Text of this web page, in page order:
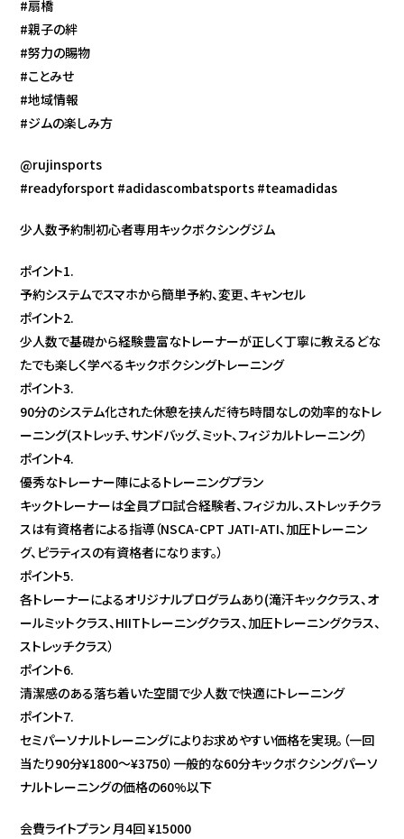
#扇橋
#親子の絆
#努力の賜物
#ことみせ
#地域情報
#ジムの楽しみ方
@rujinsports
#readyforsport #adidascombatsports #teamadidas
少人数予約制初心者専用キックボクシングジム
ポイント1.
予約システムでスマホから簡単予約、変更、キャンセル
ポイント2.
少人数で基礎から経験豊富なトレーナーが正しく丁寧に教えるどな
たでも楽しく学べるキックボクシングトレーニング
ポイント3.
90分のシステム化された休憩を挟んだ待ち時間なしの効率的なトレ
ーニング(ストレッチ、サンドバッグ、ミット、フィジカルトレーニング）
ポイント4.
優秀なトレーナー陣によるトレーニングプラン
キックトレーナーは全員プロ試合経験者、フィジカル、ストレッチクラ
スは有資格者による指導（NSCA-CPT JATI-ATI、加圧トレーニン
グ、ピラティスの有資格者になります。）
ポイント5.
各トレーナーによるオリジナルプログラムあり(滝汗キッククラス、オ
ールミットクラス、HIITトレーニングクラス、加圧トレーニングクラス、
ストレッチクラス）
ポイント6.
清潔感のある落ち着いた空間で少人数で快適にトレーニング
ポイント7.
セミパーソナルトレーニングによりお求めやすい価格を実現。（一回
当たり90分¥1800〜¥3750）一般的な60分キックボクシングパーソ
ナルトレーニングの価格の60%以下
会費ライトプラン 月4回 ¥15000